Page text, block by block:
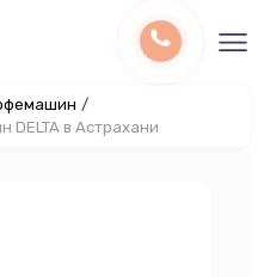
/
в Астрахани